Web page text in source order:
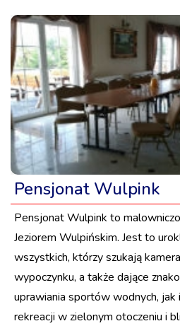
Pensjonat Wulpink
Pensjonat Wulpink to
Jeziorem Wulpińskim. Jest to
wszystkich, którzy szukają
wypoczynku, a także dające
uprawiania sportów wodnych, jak
rekreacji w zielonym otoczeniu i